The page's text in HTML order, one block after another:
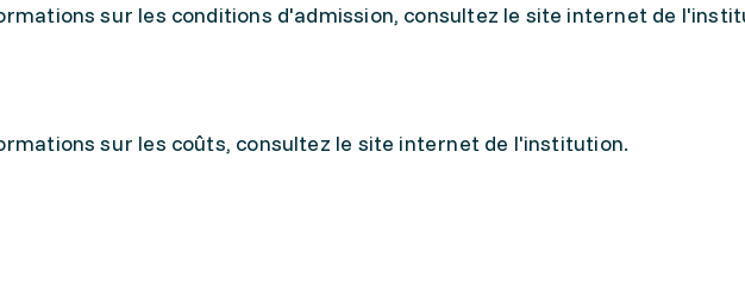
sur les conditions d'admission, consultez le site internet de
sur les coûts, consultez le site internet de l'institution.